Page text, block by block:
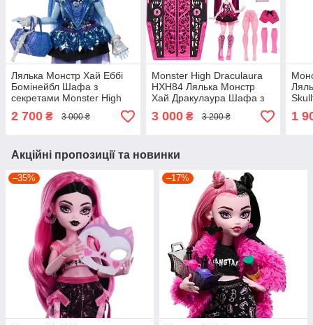
Лялька Монстр Хай Еббі
Бомінейбл Шафа з
секретами Monster High
Abbey Bominable HXH87
2 700 ₴ 3 000 ₴
Monster High Draculaura
HXH84 Лялька Монстр
Хай Дракулаура Шафа з
секретами
3 000₴ 3 200 ₴ 1
Акційні пропозиції та новинки
–35% –17%